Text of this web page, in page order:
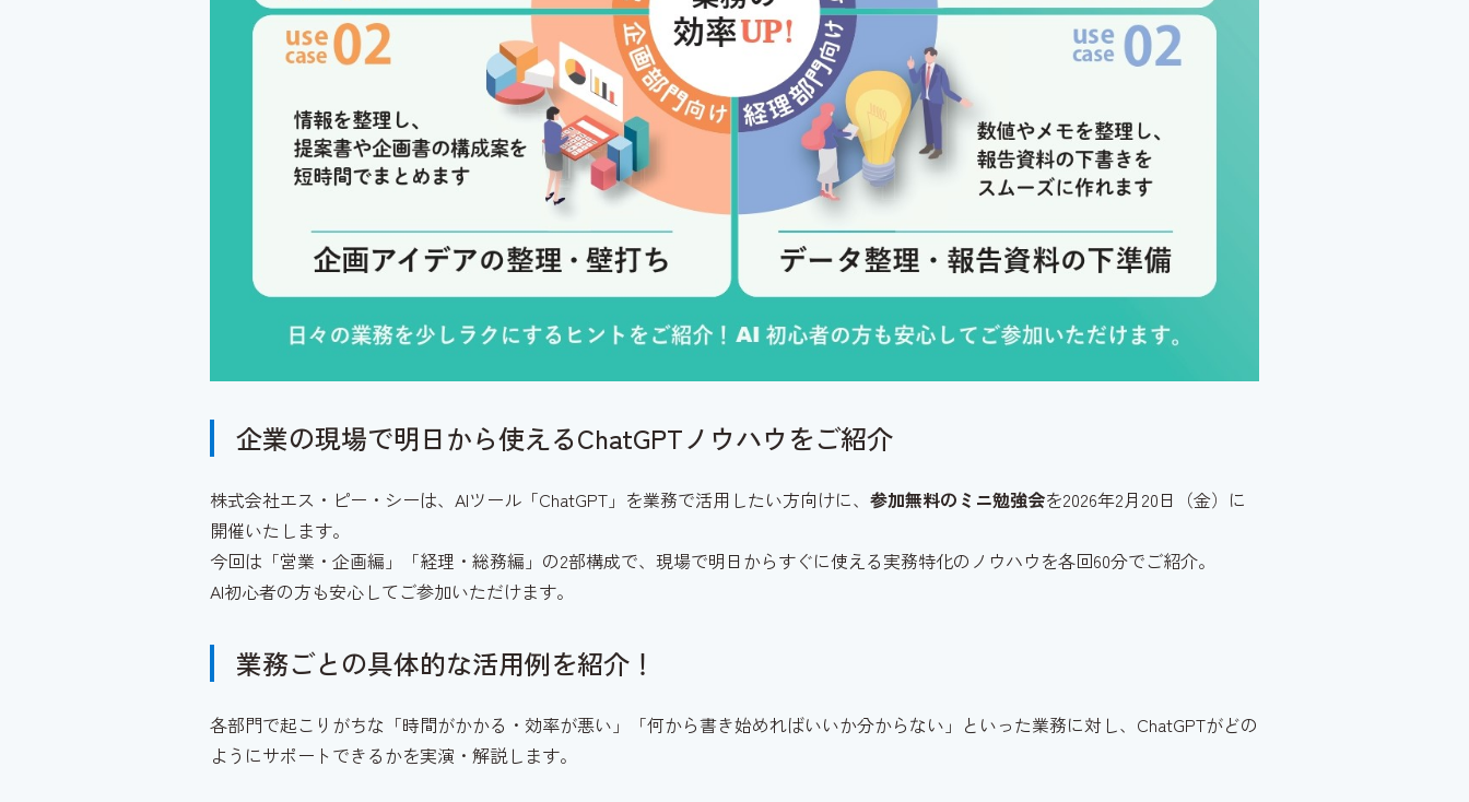
企業の現場で明日から使えるChatGPTノウハウをご紹介
株式会社エス・ピー・シーは、AIツール「ChatGPT」を業務で活用したい方向けに、 参加無料のミニ勉強会を2026年2月20日（金）に
開催いたします。
今回は「営業・企画編」「経理・総務編」の2部構成で、現場で明日からすぐに使える実務特化のノウハウを各回60分でご紹介。
AI初心者の方も安心してご参加いただけます。
業務ごとの具体的な活用例を紹介！
各部門で起こりがちな「時間がかかる・効率が悪い」「何から書き始めればいいか分からない」といった業務に対し、ChatGPTがどの
ようにサポートできるかを実演・解説します。